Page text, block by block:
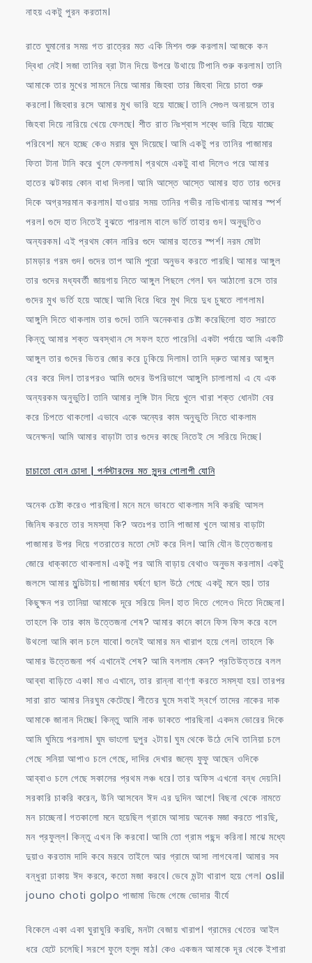
নাহয় একটু পুরন করতাম।
রাতে ঘুমানোর সময় গত রাত্রের মত একি মিশন শুরু করলাম। আজকে কন
দ্বিধা নেই। সজা তানির ব্রা টান দিয়ে উপরে উথায়ে টিপানি শুরু করলাম। তানি
আমাকে তার মুখের সামনে নিয়ে আমার জিহবা তার জিহবা দিয়ে চাতা শুরু
করলো। জিহবার রসে আমার মুখ ভারি হয়ে যাচ্ছে। তানি সেগুল অনায়সে তার
জিহবা দিয়ে নারিয়ে খেয়ে ফেলছে। শীত রাত নিঃশ্বাস শব্ধে ভারি হিয়ে যাচ্ছে
পরিবেশ। মনে হচ্ছে কেও মরার ঘুম দিয়েছে। আমি একটু পর তানির পাজামার
ফিতা টানা টানি করে খুলে ফেললাম। প্রথমে একটু বাধা দিলেও পরে আমার
হাতের ঝটকায় কোন বাধা দিলনা। আমি আস্তে আস্তে আমার হাত তার গুদের
দিকে অগ্রসরমান করলাম। যাওয়ার সময় তানির গভীর নাভিখানায় আমার স্পর্শ
পরল। গুদে হাত নিতেই বুঝতে পারলাম বালে ভর্তি তাহার গুদ। অনুভুতিও
অন্যরকম। এই প্রথম কোন নারির গুদে আমার হাতের স্পর্শ। নরম মোটা
চামড়ার গরম গুদ। গুদের তাপ আমি পুরো অনুভব করতে পারছি। আমার আঙ্গুল
তার গুদের মধ্যবর্তী জায়গায় নিতে আঙ্গুল পিছলে গেল। ঘন আঠালো রসে তার
গুদের মুখ ভর্তি হয়ে আছে। আমি ধিরে ধিরে মুখ দিয়ে দুধ চুষতে লাগলাম।
আঙ্গুলি দিতে থাকলাম তার গুদে। তানি অনেকবার চেষ্টা করেছিলো হাত সরাতে
কিন্তু আমার শক্ত অবস্থান সে সফল হতে পারেনি। একটা পর্যায়ে আমি একটি
আঙ্গুল তার গুদের ভিতর জোর করে ঢুকিয়ে দিলাম। তানি দ্রুত আমার আঙ্গুল
বের করে দিল। তারপরও আমি গুদের উপরিভাগে আঙ্গুলি চালালাম। এ যে এক
অন্যরকম অনুভুতি। তানি আমার লুঙ্গি টান দিয়ে খুলে খারা শক্ত ধোনটা বের
করে চিপতে থাকলো। এভাবে একে অন্যের কাম অনুভুতি নিতে থাকলাম
অনেক্ষন। আমি আমার বাড়াটা তার গুদের কাছে নিতেই সে সরিয়ে দিচ্ছে।
চাচাতো বোন চোদা | পর্নস্টারদের মত সুন্দর গোলাপী যোনি
অনেক চেষ্টা করেও পারছিনা। মনে মনে ভাবতে থাকলাম সবি করছি আসল
জিনিষ করতে তার সমস্যা কি? অতঃপর তানি পাজামা খুলে আমার বাড়াটা
পাজামার উপর দিয়ে গতরাতের মতো সেট করে দিল। আমি যৌন উত্তেজনায়
জোরে ধাক্কাতে থাকলাম। একটু পর আমি বাড়ায় বেথাও অনুভম করলাম। একটু
জলসে আমার মুন্ডিটায়। পাজামার ঘর্ষণে ছাল উঠে গেছে একটু মনে হুয়। তার
কিছুক্ষন পর তানিয়া আমাকে দূরে সরিয়ে দিল। হাত দিতে গেলেও দিতে দিচ্ছেনা।
তাহলে কি তার কাম উত্তেজনা শেষ? আমার কানে কানে ফিস ফিস করে বলে
উথলো আমি কাল চলে যাবো। শুনেই আমার মন খারাপ হয়ে গেল। তাহলে কি
আমার উত্তেজনা পর্ব এখানেই শেষ? আমি বললাম কেন? প্রতিউত্তরে বলল
আব্বা বাড়িতে একা। মাও এখানে, তার রান্না বাণ্ণা করতে সমস্যা হয়। তারপর
সারা রাত আমার নিরঘুম কেটেছে। শীতের ঘুমে সবাই স্বর্গে তাদের নাকের দাক
আমাকে জানান দিচ্ছে। কিন্তু আমি নাক ডাকতে পারছিনা। একদম ভোরের দিকে
আমি ঘুমিয়ে পরলাম। ঘুম ভাংলো দুপুর ২টায়। ঘুম থেকে উঠে দেখি তানিয়া চলে
গেছে সনিয়া আপাও চলে গেছে, দাদির দেখার জন্যে ফুফু আছেন ওদিকে
আব্বাও চলে গেছে সকালের প্রথম লঞ্চ ধরে। তার অফিস এখনো বন্ধ দেয়নি।
সরকারি চাকরি করেন, উনি আসবেন ঈদ এর দুদিন আগে। বিছনা থেকে নামতে
মন চাচ্ছেনা। গতকালো মনে হয়েছিল গ্রামে আসায় অনেক মজা করতে পারছি,
মন প্রফুল্ল। কিন্তু এখন কি করবো। আমি তো গ্রাম পছন্দ করিনা। মাঝে মধ্যে
দুয়াও করতাম দাদি কবে মরবে তাইলে আর গ্রামে আসা লাগবেনা। আমার সব
বন্ধুরা ঢাকায় ঈদ করবে, কতো মজা করবে। ভেবে মন্টা খারাপ হয়ে গেল। oslil
jouno choti golpo পাজামা ভিজে গেজে ভোদার বীর্যে
বিকেলে একা একা ঘুরাঘুরি করছি, মনটা বেজায় খারাপ। গ্রামের খেতের আইল
ধরে হেটে চলেছি। সরশে ফুলে হলুদ মাঠ। কেও একজন আমাকে দূর থেকে ইশারা